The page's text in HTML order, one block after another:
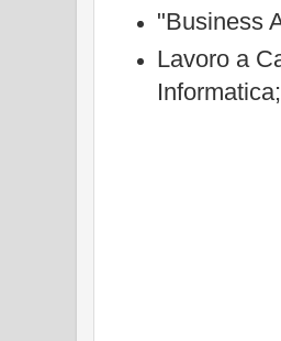
"Business
Lavoro a